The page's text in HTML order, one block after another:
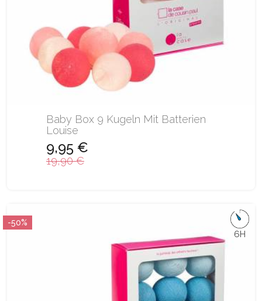
Baby Box 9 Kugeln Mit Batterien
Louise
9,95 €
19,90 €
-50%
6H